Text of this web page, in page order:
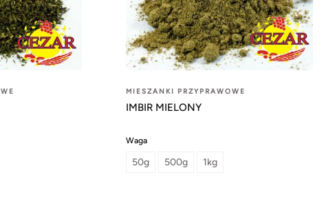
MIESZANKI PRZYPRAWOWE
IMBIR MIELONY
Waga
50g 500g 1kg